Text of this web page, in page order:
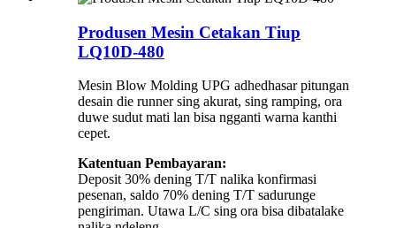
Produsen Mesin Cetakan Tiup
LQ10D-480
Mesin Blow Molding UPG adhedhasar pitungan
desain die runner sing akurat, sing ramping, ora
duwe sudut mati lan bisa ngganti warna kanthi
cepet.
Katentuan Pembayaran:
Deposit 30% dening T/T nalika konfirmasi
pesenan, saldo 70% dening T/T sadurunge
pengiriman. Utawa L/C sing ora bisa dibatalake